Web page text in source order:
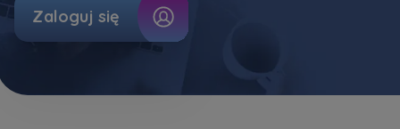
Zaloguj się